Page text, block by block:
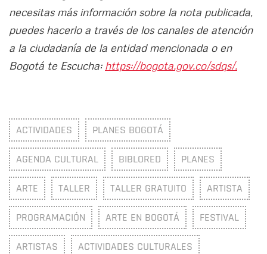
necesitas más información sobre la nota publicada,
puedes hacerlo a través de los canales de atención
a la ciudadanía de la entidad mencionada o en
Bogotá te Escucha: https://bogota.gov.co/sdqs/.
ACTIVIDADES PLANES BOGOTÁ
AGENDA CULTURAL BIBLORED PLANES
ARTE TALLER TALLER GRATUITO ARTISTA
PROGRAMACIÓN ARTE EN BOGOTÁ FESTIVAL
ARTISTAS ACTIVIDADES CULTURALES